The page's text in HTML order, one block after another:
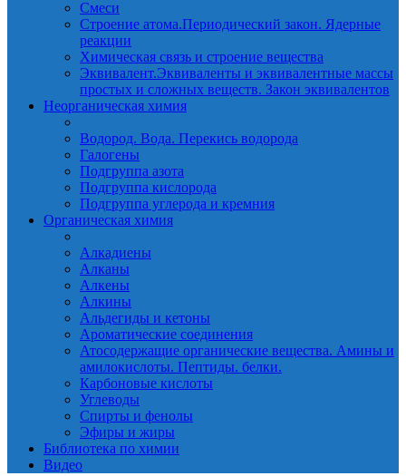
Смеси
Строение атома.Периодический закон. Ядерные
реакции
Химическая связь и строение вещества
Эквивалент.Эквиваленты и эквивалентные массы
простых и сложных веществ. Закон эквивалентов
Неорганическая химия
Водород. Вода. Перекись водорода
Галогены
Подгруппа азота
Подгруппа кислорода
Подгруппа углерода и кремния
Органическая химия
Алкадиены
Алканы
Алкены
Алкины
Альдегиды и кетоны
Ароматические соединения
Атосодержащие органические вещества. Амины и
амилокислоты. Пептиды. белки.
Карбоновые кислоты
Углеводы
Спирты и фенолы
Эфиры и жиры
Библиотека по химии
Видео